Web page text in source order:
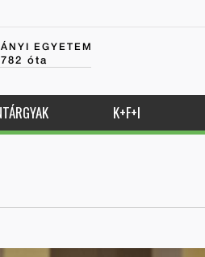
EGYETEM
óta
K+F+I